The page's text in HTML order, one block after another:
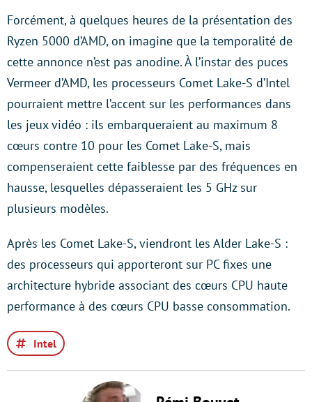
Forcément, à quelques heures de la présentation des
Ryzen 5000 d’AMD, on imagine que la temporalité de
cette annonce n’est pas anodine. À l’instar des puces
Vermeer d’AMD, les processeurs Comet Lake-S d’Intel
pourraient mettre l’accent sur les performances dans
les jeux vidéo : ils embarqueraient au maximum 8
cœurs contre 10 pour les Comet Lake-S, mais
compenseraient cette faiblesse par des fréquences en
hausse, lesquelles dépasseraient les 5 GHz sur
plusieurs modèles.
Après les Comet Lake-S, viendront les Alder Lake-S :
des processeurs qui apporteront sur PC fixes une
architecture hybride associant des cœurs CPU haute
performance à des cœurs CPU basse consommation.
Intel